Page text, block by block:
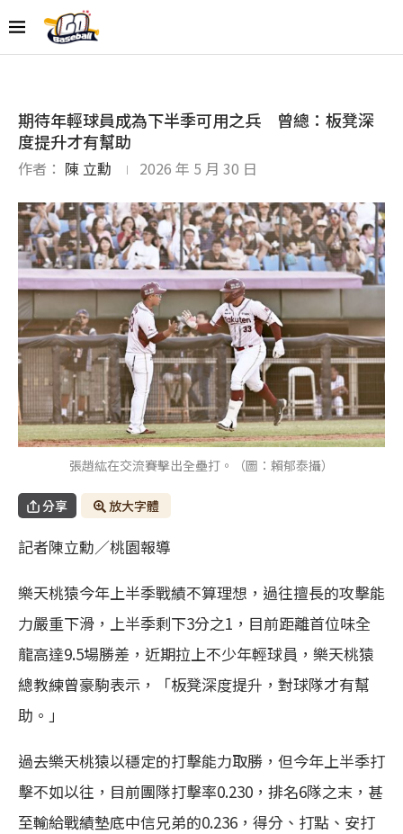
期待年輕球員成為下半季可用之兵 曾總：板凳深
度提升才有幫助
作者： 陳 立勳 2026 年 5 月 30 日
張趙紘在交流賽擊出全壘打。（圖：賴郁泰攝）
分享 放大字體
記者陳立勳／桃園報導
樂天桃猿今年上半季戰績不算理想，過往擅長的攻擊能
力嚴重下滑，上半季剩下3分之1，目前距離首位味全
龍高達9.5場勝差，近期拉上不少年輕球員，樂天桃猿
總教練曾豪駒表示，「板凳深度提升，對球隊才有幫
助。」
過去樂天桃猿以穩定的打擊能力取勝，但今年上半季打
擊不如以往，目前團隊打擊率0.230，排名6隊之末，甚
至輸給戰績墊底中信兄弟的0.236，得分、打點、安打